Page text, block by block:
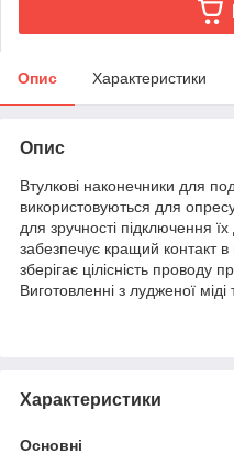
Опис Характеристики
Опис
Втулкові наконечники для
використовуються для
для зручності підключення
забезпечує кращий контакт
зберігає цілісність проводу
Виготовленні з лудженої міді
Характеристики
Основні